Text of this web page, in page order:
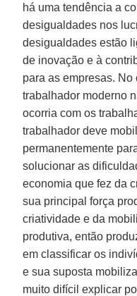
há uma tendência a
desigualdades nos
desigualdades estão
de inovação e à
para as empresas.
trabalhador moderno
ocorria com os
trabalhador deve
permanentemente
solucionar as
economia que fez da
sua principal força
criatividade e da
produtiva, então
em classificar os
e sua suposta
muito difícil explicar